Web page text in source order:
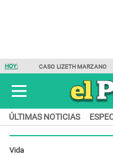
HOY: CASO LIZETH MARZANO
ÚLTIMAS NOTICIAS
Vida